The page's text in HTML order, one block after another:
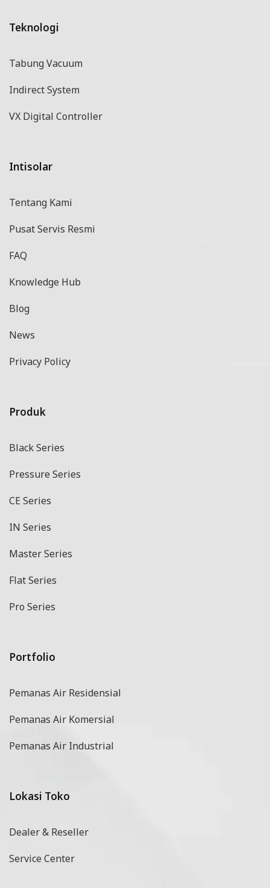
Teknologi
Tabung Vacuum
Indirect System
VX Digital Controller
Intisolar
Tentang Kami
Pusat Servis Resmi
FAQ
Knowledge Hub
Blog
News
Privacy Policy
Produk
Black Series
Pressure Series
CE Series
IN Series
Master Series
Flat Series
Pro Series
Portfolio
Pemanas Air Residensial
Pemanas Air Komersial
Pemanas Air Industrial
Lokasi Toko
Dealer & Reseller
Service Center